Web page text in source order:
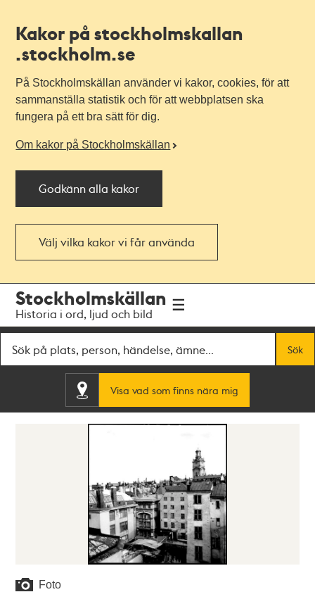
Kakor på stockholmskallan
.stockholm.se
På Stockholmskällan använder vi kakor, cookies, för att
sammanställa statistik och för att webbplatsen ska
fungera på ett bra sätt för dig.
Om kakor på Stockholmskällan
Godkänn alla kakor
Välj vilka kakor vi får använda
navigationen
huvudinnehållet
Stockholmskällan
Historia i ord, ljud och bild
Sök
Visa vad som finns nära mig
Foto